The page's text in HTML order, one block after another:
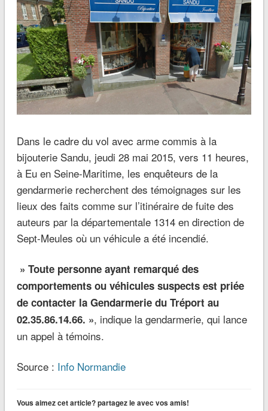
Dans le cadre du vol avec arme commis à la
bijouterie Sandu, jeudi 28 mai 2015, vers 11 heures,
à Eu en Seine-Maritime, les enquêteurs de la
gendarmerie recherchent des témoignages sur les
lieux des faits comme sur l’itinéraire de fuite des
auteurs par la départementale 1314 en direction de
Sept-Meules où un véhicule a été incendié.
» Toute personne ayant remarqué des
comportements ou véhicules suspects est priée
de contacter la Gendarmerie du Tréport au
02.35.86.14.66. », indique la gendarmerie, qui lance
un appel à témoins.
Source : Info Normandie
Vous aimez cet article? partagez le avec vos amis!